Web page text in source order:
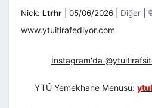
Nick: Ltrhr 05/06/2026 Diğer
www.ytuitirafediyor.com
İnstagram'da
YTÜ Yemekhane Menüsü: